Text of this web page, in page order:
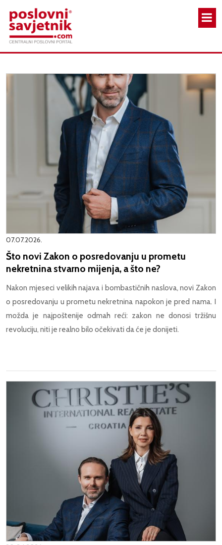
07.07.2026.
Što novi Zakon o posredovanju u prometu
nekretnina stvarno mijenja, a što ne?
Nakon mjeseci velikih najava i bombastičnih naslova, novi Zakon
o posredovanju u prometu nekretnina napokon je pred nama. I
možda je najpoštenije odmah reći: zakon ne donosi tržišnu
revoluciju, niti je realno bilo očekivati da će je donijeti.